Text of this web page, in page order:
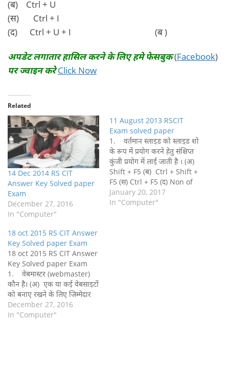
(ब) Ctrl + U
(स) Ctrl + I
(द) Ctrl + U + I (ब )
अपडेट लगातार हासिल करने के लिए हमे फेसबुक(Facebook)
पर ज्वाइन करे Click Now
Related
14 Dec 2014 RS CIT
Answer Key Solved paper
Exam
December 27, 2016
In "Computer"
11 August 2013 RSCIT
Exam solved paper
1. वर्तमान स्लाइड को स्लाइड शो
के रूप में प्रयोग करने हेतु संक्षिप्त
कुंजी प्रयोग में लाई जाती है । (अ)
Shift + F5 (ब) Ctrl + Shift +
F5 (स) Ctrl + F5 (द) Non of
Them
(अ) 2. निम्नलिखित में…
January 20, 2017
In "Computer"
18 oct 2015 RS CIT Answer
Key Solved paper Exam
18 oct 2015 RS CIT Answer
Key Solved paper Exam
1. वेबमास्‍टर (webmaster)
कौन है। (अ) एक या कई वेबसाइटों
को बनाए रखने के लिए जिम्‍मेदार
व्‍यक्ति (ब) जो व्‍यक्त्‍िा वेब
प्रौद्योगिकियों (technologies)
December 27, 2016
In "Computer"